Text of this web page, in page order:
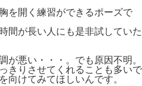
を開く練習ができるポーズで
間が長い人にも是非試していた
悪い・・・。でも原因不明。
きりさせてくれることも多いで
向けてみてほしいんです。